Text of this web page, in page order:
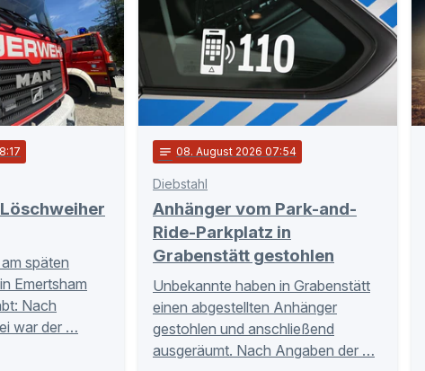
späten
Emertsham
Nach
war der …
notes 08. August 2026 07:54
Diebstahl
Anhänger vom Park-and-
Ride-Parkplatz in
Grabenstätt gestohlen
Unbekannte haben in Grabenstätt
einen abgestellten Anhänger
gestohlen und anschließend
ausgeräumt. Nach Angaben der …